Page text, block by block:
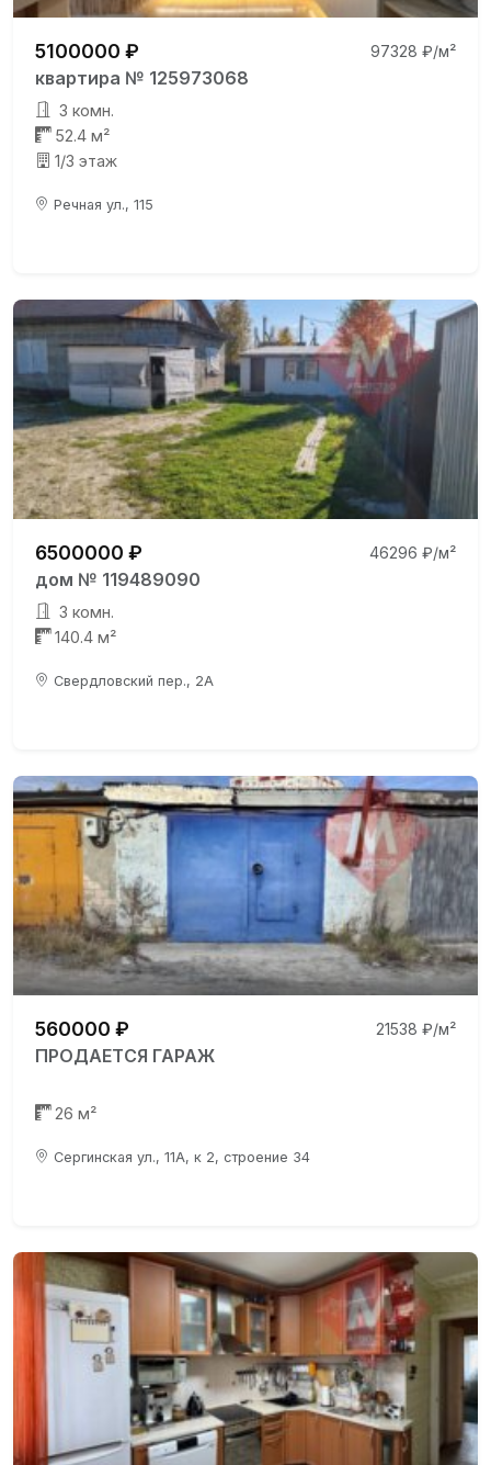
5100000 ₽ 97328 ₽/м²
квартира № 125973068
3 комн.
52.4 м²
1/3 этаж
Речная ул., 115
6500000 ₽ 46296 ₽/м²
дом № 119489090
3 комн.
140.4 м²
Свердловский пер., 2А
560000 ₽ 21538 ₽/м²
ПРОДАЕТСЯ ГАРАЖ
26 м²
Сергинская ул., 11А, к 2, строение 34